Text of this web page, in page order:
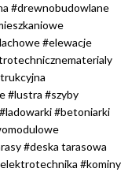
#drewnobudowlane
#elewacje
#lustra #szyby
#betoniarki
#deska tarasowa
#kominy